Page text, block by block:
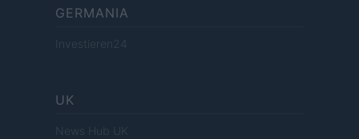
GERMANIA
Investieren24
UK
News Hub UK